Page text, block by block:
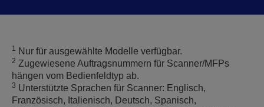
1 Nur für ausgewählte Modelle verfügbar.
2 Zugewiesene Auftragsnummern für Scanner/MFPs
hängen vom Bedienfeldtyp ab.
3 Unterstützte Sprachen für Scanner: Englisch,
Französisch, Italienisch, Deutsch, Spanisch,